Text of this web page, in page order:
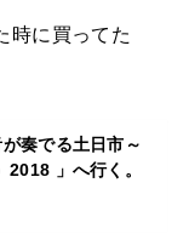
時に買ってた
奏でる土日市～
2018 」へ行く。